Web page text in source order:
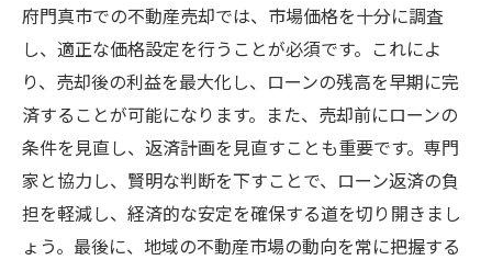
府門真市での不動産売却では、市場価格を十分に調査
し、適正な価格設定を行うことが必須です。これによ
り、売却後の利益を最大化し、ローンの残高を早期に完
済することが可能になります。また、売却前にローンの
条件を見直し、返済計画を見直すことも重要です。専門
家と協力し、賢明な判断を下すことで、ローン返済の負
担を軽減し、経済的な安定を確保する道を切り開きまし
ょう。最後に、地域の不動産市場の動向を常に把握する